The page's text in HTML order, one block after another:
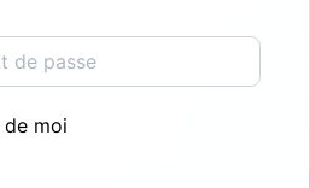
de moi